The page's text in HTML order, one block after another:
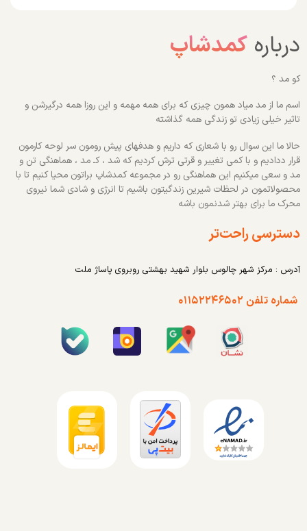
درباره کمدشاپ
کو مد ؟
اسم ما از مد میاد همون چیزی که برای همه مهمه و این روزا همه درگیرشن و
تاثیر خیلی زیادی تو زندگی همه گذاشته
حالا ما این سوال رو با شعاری که داریم و هدفهای پیش رومون سر لوحه کارمون
قرار ددادیم و با کمی تغییر و قرتی ترش کردیم که شد ، کـ مد ، هماهنگی تن و
مد و سعی میکنیم این هماهنگی رو در مجموعه کمدشاپ براتون محیا کنیم تا با
محصولاتمون در لحظات شیرین زندگیتون باشیم تا انرژی و شادی شما نیروی
محرک ما برای بهتر شدنمون باشه
دسترسی راحت‌تر
آدرس : مرکز شهر چالوس بلوار شهید بهشتی روبروی پاساژ ملت
شماره تلفن ۰۱۱۵۲۲۴۶۵۰۲